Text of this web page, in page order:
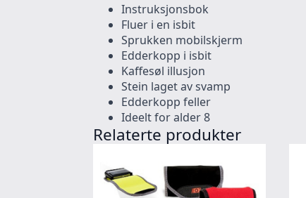
Instruksjonsbok
Fluer i en isbit
Sprukken mobilskjerm
Edderkopp i isbit
Kaffesøl illusjon
Stein laget av svamp
Edderkopp feller
Ideelt for alder 8
Relaterte produkter